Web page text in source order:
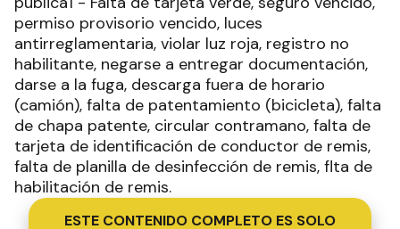
permiso provisorio vencido, luces
antirreglamentaria, violar luz roja, registro no
habilitante, negarse a entregar documentación,
darse a la fuga, descarga fuera de horario
(camión), falta de patentamiento (bicicleta), falta
de chapa patente, circular contramano, falta de
tarjeta de identificación de conductor de remis,
falta de planilla de desinfección de remis, flta de
habilitación de remis.
ESTE CONTENIDO COMPLETO ES SOLO